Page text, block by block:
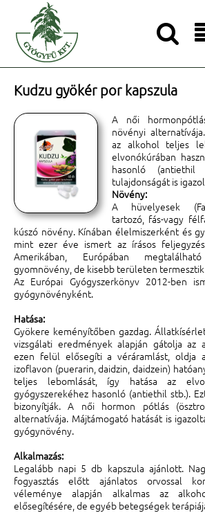

Kudzu gyökér por kapszula
A női
növényi
az alkohol teljes
elvonókúrában
hasonló (antiethil
tulajdonságát is
Növény:
A hüvelyesek
tartozó, fás-vagy
kúszó növény. Kínában élelmiszerként és
mint ezer éve ismert az írásos
Amerikában, Európában
gyomnövény, de kisebb területen termesztik
Az Európai Gyógyszerkönyv 2012-ben
gyógynövényként.
Hatása:
Gyökere keményítőben gazdag.
vizsgálati eredmények alapján gátolja az
ezen felül elősegíti a véráramlást, oldja
izoflavon (puerarin, daidzin, daidzein)
teljes lebomlását, így hatása az
gyógyszerekéhez hasonló (antiethil stb.).
bizonyítják. A női hormon pótlás
alternatívája. Májtámogató hatását is
gyógynövény.
Alkalmazás:
Legalább napi 5 db kapszula ajánlott.
fogyasztás előtt ajánlatos orvossal
véleménye alapján alkalmas az
elősegítésére, de egyéb betegségek